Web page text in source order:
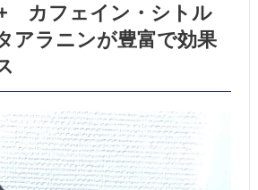
カフェイン・シトル
アラニンが豊富で効果